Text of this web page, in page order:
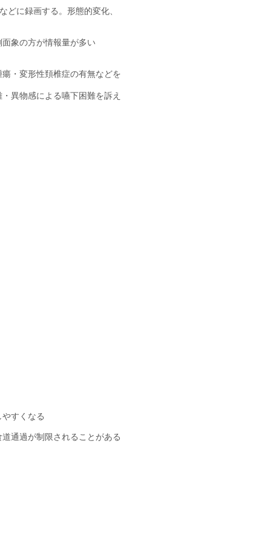
どに録画する。形態的変化、
象の方が情報量が多い
・変形性頚椎症の有無などを
異物感による嚥下困難を訴え
すくなる
通過が制限されることがある